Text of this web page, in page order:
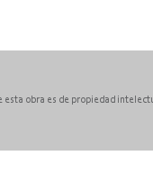
esta obra es de propiedad